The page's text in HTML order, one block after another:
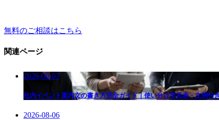
無料のご相談はこちら
関連ページ
2026-08-07
社内イベント案内文の書き方完全ガイド｜使い分け早見表・文例付
2026-08-06